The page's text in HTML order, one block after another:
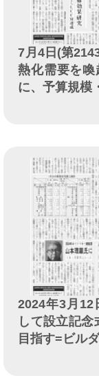
7月4日(第
熱化需要を
に、予算規模
2024年3月12
して設立記
目指す=ビル